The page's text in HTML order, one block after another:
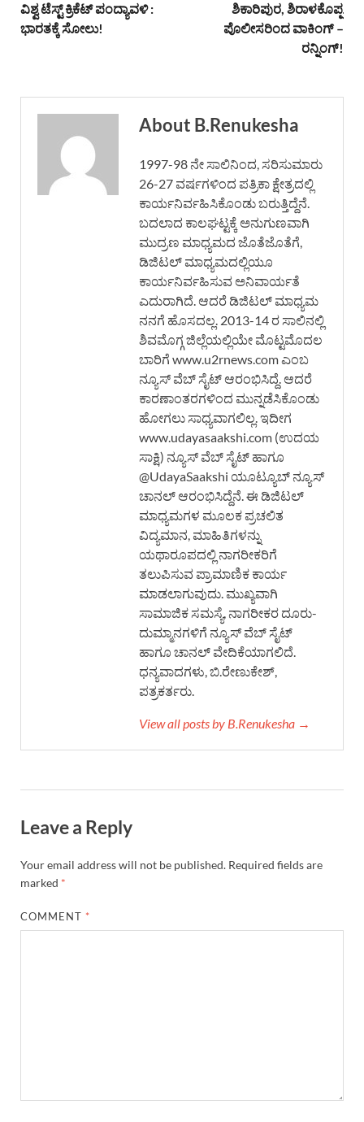
ವಿಶ್ವ ಟೆಸ್ಟ್ ಕ್ರಿಕೆಟ್ ಪಂದ್ಯಾವಳಿ :
ಭಾರತಕ್ಕೆ ಸೋಲು!
ಶಿಕಾರಿಪುರ, ಶಿರಾಳಕೊಪ್ಪ
ಪೊಲೀಸರಿಂದ ವಾಕಿಂಗ್ –
ರನ್ನಿಂಗ್!
About B.Renukesha
1997-98 ನೇ ಸಾಲಿನಿಂದ, ಸರಿಸುಮಾರು
26-27 ವರ್ಷಗಳಿಂದ ಪತ್ರಿಕಾ ಕ್ಷೇತ್ರದಲ್ಲಿ
ಕಾರ್ಯನಿರ್ವಹಿಸಿಕೊಂಡು ಬರುತ್ತಿದ್ದೆನೆ.
ಬದಲಾದ ಕಾಲಘಟ್ಟಕ್ಕೆ ಅನುಗುಣವಾಗಿ
ಮುದ್ರಣ ಮಾಧ್ಯಮದ ಜೊತೆಜೊತೆಗೆ,
ಡಿಜಿಟಲ್ ಮಾಧ್ಯಮದಲ್ಲಿಯೂ
ಕಾರ್ಯನಿರ್ವಹಿಸುವ ಅನಿವಾರ್ಯತೆ
ಎದುರಾಗಿದೆ. ಆದರೆ ಡಿಜಿಟಲ್ ಮಾಧ್ಯಮ
ನನಗೆ ಹೊಸದಲ್ಲ. 2013-14 ರ ಸಾಲಿನಲ್ಲಿ
ಶಿವಮೊಗ್ಗ ಜಿಲ್ಲೆಯಲ್ಲಿಯೇ ಮೊಟ್ಟಮೊದಲ
ಬಾರಿಗೆ www.u2rnews.com ಎಂಬ
ನ್ಯೂಸ್ ವೆಬ್ ಸೈಟ್ ಆರಂಭಿಸಿದ್ದೆ. ಆದರೆ
ಕಾರಣಾಂತರಗಳಿಂದ ಮುನ್ನಡೆಸಿಕೊಂಡು
ಹೋಗಲು ಸಾಧ್ಯವಾಗಲಿಲ್ಲ. ಇದೀಗ
www.udayasaakshi.com (ಉದಯ
ಸಾಕ್ಷಿ) ನ್ಯೂಸ್ ವೆಬ್ ಸೈಟ್ ಹಾಗೂ
@UdayaSaakshi ಯೂಟ್ಯೂಬ್ ನ್ಯೂಸ್
ಚಾನಲ್ ಆರಂಭಿಸಿದ್ದೆನೆ. ಈ ಡಿಜಿಟಲ್
ಮಾಧ್ಯಮಗಳ ಮೂಲಕ ಪ್ರಚಲಿತ
ವಿದ್ಯಮಾನ, ಮಾಹಿತಿಗಳನ್ನು
ಯಥಾರೂಪದಲ್ಲಿ ನಾಗರೀಕರಿಗೆ
ತಲುಪಿಸುವ ಪ್ರಾಮಾಣಿಕ ಕಾರ್ಯ
ಮಾಡಲಾಗುವುದು. ಮುಖ್ಯವಾಗಿ
ಸಾಮಾಜಿಕ ಸಮಸ್ಯೆ, ನಾಗರೀಕರ ದೂರು-
ದುಮ್ಮಾನಗಳಿಗೆ ನ್ಯೂಸ್ ವೆಬ್ ಸೈಟ್
ಹಾಗೂ ಚಾನಲ್ ವೇದಿಕೆಯಾಗಲಿದೆ.
ಧನ್ಯವಾದಗಳು, ಬಿ.ರೇಣುಕೇಶ್,
ಪತ್ರಕರ್ತರು.
View all posts by B.Renukesha →
Leave a Reply
Your email address will not be published. Required fields are
marked *
COMMENT *